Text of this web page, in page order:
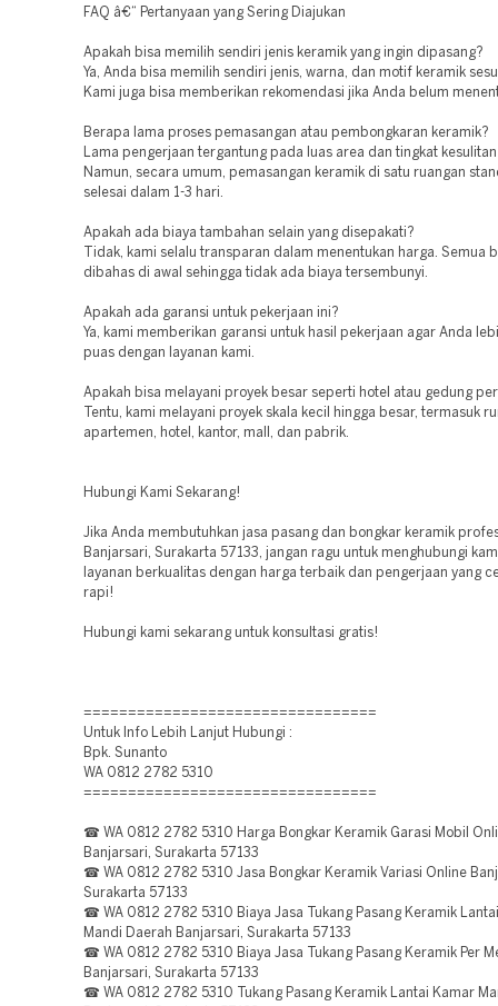
FAQ â€“ Pertanyaan yang Sering Diajukan
Apakah bisa memilih sendiri jenis keramik yang ingin dipasang?
Ya, Anda bisa memilih sendiri jenis, warna, dan motif keramik
Kami juga bisa memberikan rekomendasi jika Anda belum
Berapa lama proses pemasangan atau pembongkaran keramik?
Lama pengerjaan tergantung pada luas area dan tingkat
Namun, secara umum, pemasangan keramik di satu ruangan
selesai dalam 1-3 hari.
Apakah ada biaya tambahan selain yang disepakati?
Tidak, kami selalu transparan dalam menentukan harga. Semua
dibahas di awal sehingga tidak ada biaya tersembunyi.
Apakah ada garansi untuk pekerjaan ini?
Ya, kami memberikan garansi untuk hasil pekerjaan agar Anda
puas dengan layanan kami.
Apakah bisa melayani proyek besar seperti hotel atau gedung
Tentu, kami melayani proyek skala kecil hingga besar, termasuk
apartemen, hotel, kantor, mall, dan pabrik.
Hubungi Kami Sekarang!
Jika Anda membutuhkan jasa pasang dan bongkar keramik
Banjarsari, Surakarta 57133, jangan ragu untuk menghubungi
layanan berkualitas dengan harga terbaik dan pengerjaan yang
rapi!
Hubungi kami sekarang untuk konsultasi gratis!
=================================
Untuk Info Lebih Lanjut Hubungi :
Bpk. Sunanto
WA 0812 2782 5310
=================================
☎ WA 0812 2782 5310 Harga Bongkar Keramik Garasi Mobil
Banjarsari, Surakarta 57133
☎ WA 0812 2782 5310 Jasa Bongkar Keramik Variasi Online
Surakarta 57133
☎ WA 0812 2782 5310 Biaya Jasa Tukang Pasang Keramik
Mandi Daerah Banjarsari, Surakarta 57133
☎ WA 0812 2782 5310 Biaya Jasa Tukang Pasang Keramik Per
Banjarsari, Surakarta 57133
☎ WA 0812 2782 5310 Tukang Pasang Keramik Lantai Kamar